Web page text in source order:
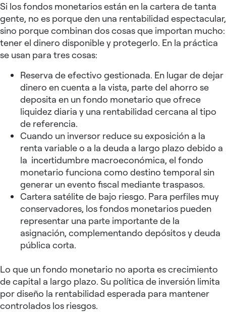
Si los fondos monetarios están en la cartera de tanta
gente, no es porque den una rentabilidad espectacular,
sino porque combinan dos cosas que importan mucho:
tener el dinero disponible y protegerlo. En la práctica
se usan para tres cosas:​
Reserva de efectivo gestionada. En lugar de dejar
dinero en cuenta a la vista, parte del ahorro se
deposita en un fondo monetario que ofrece
liquidez diaria y una rentabilidad cercana al tipo
de referencia.
Cuando un inversor reduce su exposición a la
renta variable o a la deuda a largo plazo debido a
la incertidumbre macroeconómica, el fondo
monetario funciona como destino temporal sin
generar un evento fiscal mediante traspasos.
Cartera satélite de bajo riesgo. Para perfiles muy
conservadores, los fondos monetarios pueden
representar una parte importante de la
asignación, complementando depósitos y deuda
pública corta.
Lo que un fondo monetario no aporta es crecimiento
de capital a largo plazo. Su política de inversión limita
por diseño la rentabilidad esperada para mantener
controlados los riesgos.